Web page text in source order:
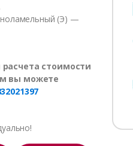
(Э) —
стоимости
вы можете